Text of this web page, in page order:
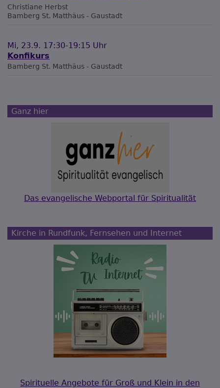
Christiane Herbst
Bamberg St. Matthäus - Gaustadt
Mi, 23.9. 17:30-19:15 Uhr
Konfikurs
Bamberg St. Matthäus - Gaustadt
Ganz hier
Das evangelische Webportal für Spiritualität
Kirche in Rundfunk, Fernsehen und Internet
Spirituelle Angebote für Groß und Klein in den